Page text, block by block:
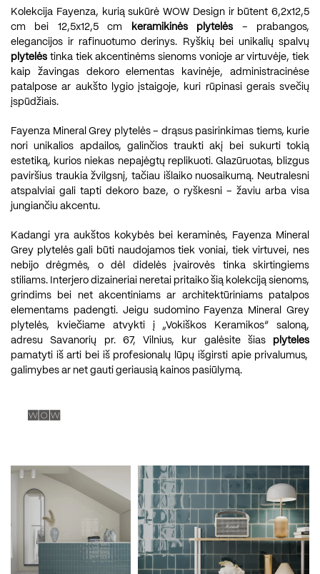
Kolekcija Fayenza, kurią sukūrė WOW Design ir būtent 6,2x12,5
cm bei 12,5x12,5 cm
keramikinės plytelės – prabangos,
elegancijos ir rafinuotumo derinys. Ryškių bei unikalių spalvų
plytelės tinka tiek akcentinėms sienoms vonioje ar virtuvėje, tiek
kaip žavingas dekoro elementas kavinėje, administracinėse
patalpose ar aukšto lygio įstaigoje, kuri rūpinasi gerais svečių
įspūdžiais.
Fayenza Mineral Grey plytelės – drąsus pasirinkimas tiems, kurie
nori unikalios apdailos, galinčios traukti akį bei sukurti tokią
estetiką, kurios niekas nepajėgtų replikuoti. Glazūruotas, blizgus
paviršius traukia žvilgsnį, tačiau išlaiko nuosaikumą. Neutralesni
atspalviai gali tapti dekoro baze, o ryškesni – žaviu arba visa
jungiančiu akcentu.
Kadangi yra aukštos kokybės bei keraminės, Fayenza Mineral
Grey plytelės gali būti naudojamos tiek voniai, tiek virtuvei, nes
nebijo drėgmės, o dėl didelės įvairovės tinka skirtingiems
stiliams. Interjero dizaineriai neretai pritaiko šią kolekciją sienoms,
grindims bei net akcentiniams ar architektūriniams patalpos
elementams padengti. Jeigu sudomino Fayenza Mineral Grey
plytelės, kviečiame atvykti į „Vokiškos Keramikos“ saloną,
adresu Savanorių pr. 67, Vilnius, kur galėsite šias plyteles
pamatyti iš arti bei iš profesionalų lūpų išgirsti apie privalumus,
galimybes ar net gauti geriausią kainos pasiūlymą.